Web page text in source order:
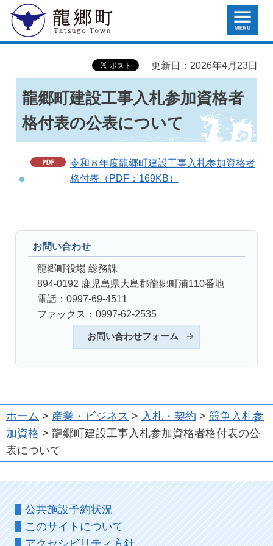
龍郷町 MENU
更新日：2026年4月23日
龍郷町建設工事入札参加資格者
格付表の公表について
令和８年度龍郷町建設工事入札参加資格者
格付表（PDF：169KB）
お問い合わせ
龍郷町役場 総務課
894-0192 鹿児島県大島郡龍郷町浦110番地
電話：0997-69-4511
ファックス：0997-62-2535
お問い合わせフォーム
ホーム > 産業・ビジネス > 入札・契約 > 競争入札参
加資格 > 龍郷町建設工事入札参加資格者格付表の公
表について
公共施設予約状況
このサイトについて